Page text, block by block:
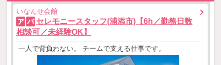
いなんせ会館
ア パ セレモニースタッフ(浦添市)【6h／勤務日数
相談可／未経験OK】
一人で背負わない。 チームで支える仕事です。